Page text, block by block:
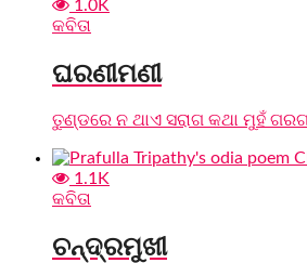
1.0K
କବିତା
ଘରଣୀମଣୀ
ତୁଣ୍ଡରେ ନ ଥାଏ ସରାଗ କଥା ମୁହଁ
1.1K
କବିତା
ଚନ୍ଦ୍ରମୁଖୀ